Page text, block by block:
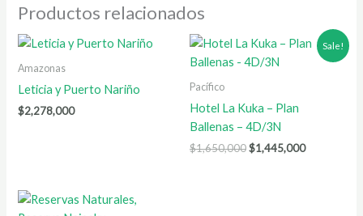
Productos relacionados
Amazonas
Leticia y Puerto Nariño
$2,278,000
Sale!
Pacífico
Hotel La Kuka – Plan
Ballenas – 4D/3N
$1,650,000
Original
was:
$1,445,000
Current
price